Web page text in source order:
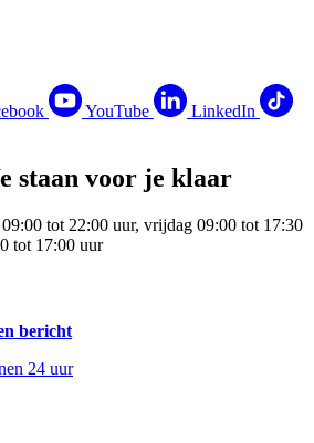
YouTube
LinkedIn
staan voor je klaar
tot 22:00 uur, vrijdag 09:00 tot 17:30
tot 17:00 uur
bericht
24 uur